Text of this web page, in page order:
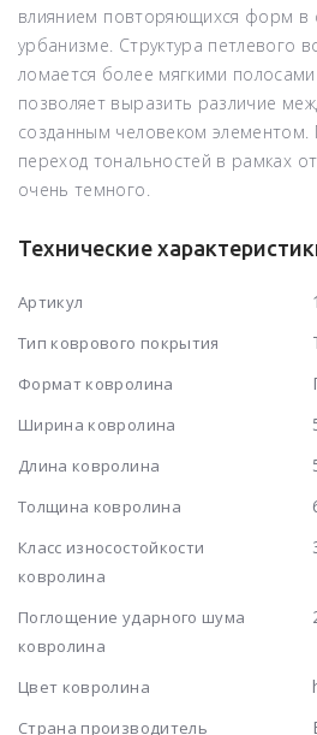
влиянием повторяющихся форм в
урбанизме. Структура петлевого
ломается более мягкими
позволяет выразить различие
созданным человеком элементом.
переход тональностей в рамках
очень темного.
Технические
Артикул
Тип коврового покрытия
Формат ковролина
Ширина ковролина
Длина ковролина
Толщина ковролина
Класс износостойкости
ковролина
Поглощение ударного шума
ковролина
Цвет ковролина
Страна производитель